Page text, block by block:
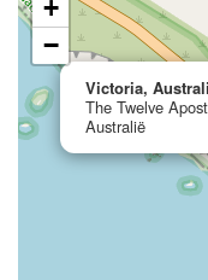
Victoria,
The Twelve
Australië
+
−